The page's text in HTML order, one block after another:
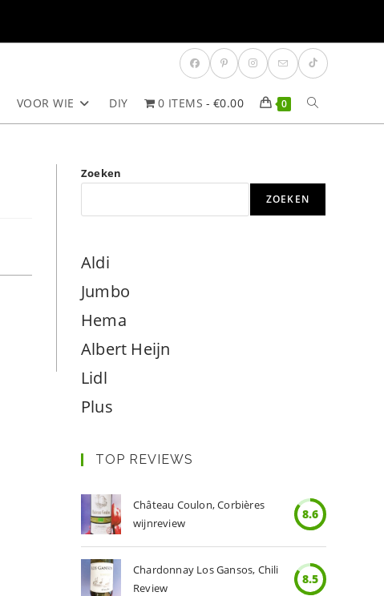
VOOR WIE DIY 0 ITEMS €0.00 0 TOGGLE
ZOEKEN
Zoeken
ZOEKEN
Aldi
Jumbo
Hema
Albert Heijn
Lidl
Plus
TOP REVIEWS
Château Coulon, Corbières
wijnreview
8.6
Chardonnay Los Gansos, Chili
Review
8.5